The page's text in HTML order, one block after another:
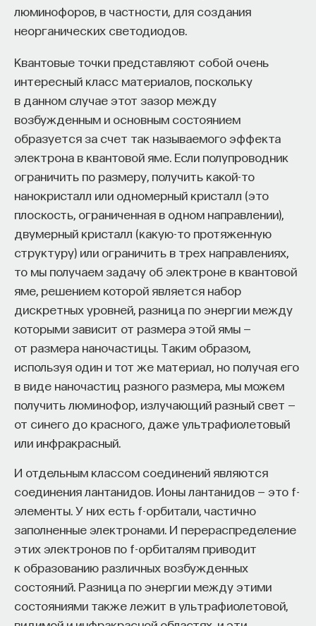
люминофоров, в частности, для создания
неорганических светодиодов.
Квантовые точки представляют собой очень
интересный класс материалов, поскольку
в данном случае этот зазор между
возбужденным и основным состоянием
образуется за счет так называемого эффекта
электрона в квантовой яме. Если полупроводник
ограничить по размеру, получить какой-то
нанокристалл или одномерный кристалл (это
плоскость, ограниченная в одном направлении),
двумерный кристалл (какую-то протяженную
структуру) или ограничить в трех направлениях,
то мы получаем задачу об электроне в квантовой
яме, решением которой является набор
дискретных уровней, разница по энергии между
которыми зависит от размера этой ямы —
от размера наночастицы. Таким образом,
используя один и тот же материал, но получая его
в виде наночастиц разного размера, мы можем
получить люминофор, излучающий разный свет —
от синего до красного, даже ультрафиолетовый
или инфракрасный.
И отдельным классом соединений являются
соединения лантанидов. Ионы лантанидов — это f-
элементы. У них есть f-орбитали, частично
заполненные электронами. И перераспределение
этих электронов по f-орбиталям приводит
к образованию различных возбужденных
состояний. Разница по энергии между этими
состояниями также лежит в ультрафиолетовой,